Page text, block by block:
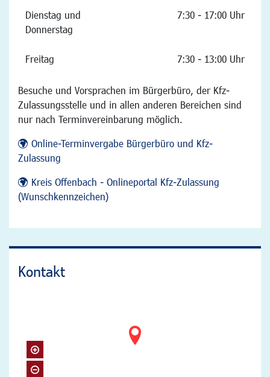
Dienstag und
Donnerstag
7:30 - 17:00 Uhr
Freitag 7:30 - 13:00 Uhr
Besuche und Vorsprachen im Bürgerbüro, der Kfz-
Zulassungsstelle und in allen anderen Bereichen sind
nur nach Terminvereinbarung möglich.
Online-Terminvergabe Bürgerbüro und Kfz-
Zulassung
Kreis Offenbach - Onlineportal Kfz-Zulassung
(Wunschkennzeichen)
Kontakt